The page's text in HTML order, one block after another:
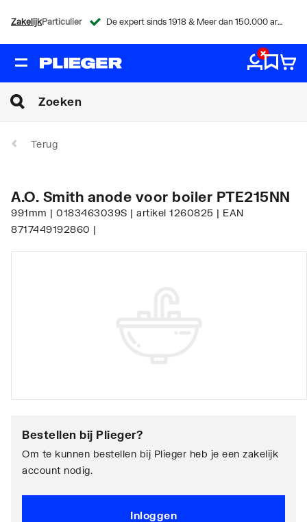
ZakelijkParticulier De expert sinds 1918 & Meer dan 150.000 artikelen
Terug
A.O. Smith anode voor boiler PTE215NN
991mm | 0183463039S | artikel 1260825 | EAN
8717449192860 |
Bestellen bij Plieger?
Om te kunnen bestellen bij Plieger heb je een zakelijk
account nodig.
Inloggen